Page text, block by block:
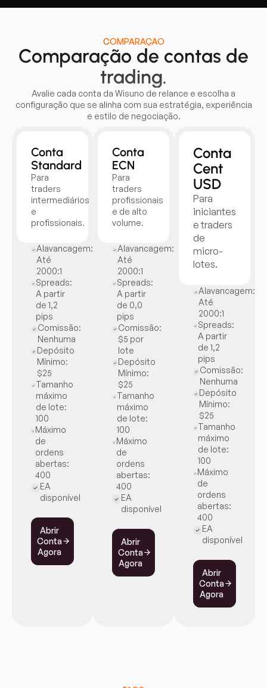
COMPARAÇÃO
Comparação de contas de
trading.
Avalie cada conta da Wisuno de relance e escolha a
configuração que se alinha com sua estratégia, experiência
e estilo de negociação.
Conta
Standard
Para
traders
intermediários
e
profissionais.
Alavancagem:
Até
2000:1
Spreads:
A partir
de 1,2
pips
Comissão:
Nenhuma
Depósito
Mínimo:
$25
Tamanho
máximo
de lote:
100
Máximo
de
ordens
abertas:
400
EA
disponível
Abrir
Conta
Agora
Conta
ECN
Para
traders
profissionais
e de alto
volume.
Alavancagem:
Até
2000:1
Spreads:
A partir
de 0,0
pips
Comissão:
$5 por
lote
Depósito
Mínimo:
$25
Tamanho
máximo
de lote:
100
Máximo
de
ordens
abertas:
400
EA
disponível
Abrir
Conta
Agora
Conta
Cent
USD
Para
iniciantes
e traders
de
micro-
lotes.
Alavancagem:
Até
2000:1
Spreads:
A partir
de 1,2
pips
Comissão:
Nenhuma
Depósito
Mínimo:
$25
Tamanho
máximo
de lote:
100
Máximo
de
ordens
abertas:
400
EA
disponível
Abrir
Conta
Agora